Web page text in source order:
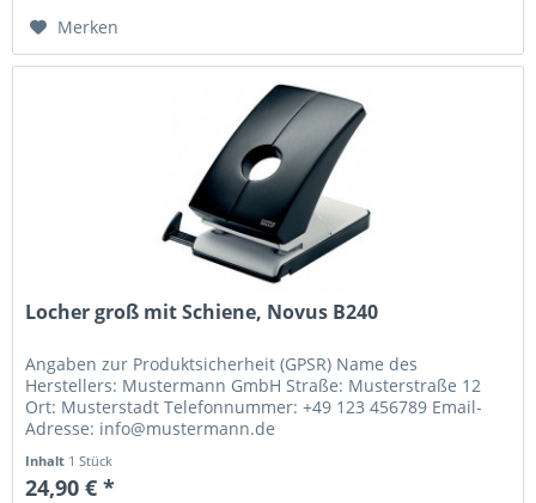
Merken
Locher groß mit Schiene, Novus B240
Angaben zur Produktsicherheit (GPSR) Name des
Herstellers: Mustermann GmbH Straße: Musterstraße 12
Ort: Musterstadt Telefonnummer: +49 123 456789 Email-
Adresse: info@mustermann.de
Inhalt 1 Stück
24,90 € *